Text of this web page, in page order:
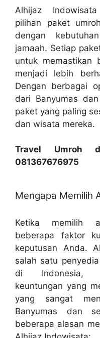
Alhijaz
pilihan paket
dengan
jamaah. Setiap
untuk memastikan
menjadi lebih
Dengan berbagai
dari Banyumas
paket yang paling
dan wisata mereka.
Travel Umroh
081367676975
Mengapa Memilih
Ketika memilih
beberapa faktor
keputusan Anda.
salah satu
di Indonesia,
keuntungan yang
yang sangat
Banyumas dan
beberapa alasan